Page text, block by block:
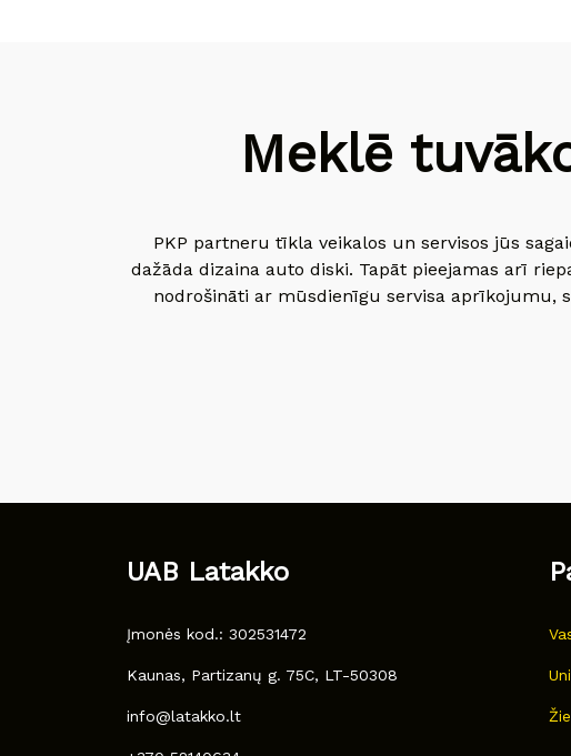
Meklē
PKP partneru tīkla veikalos un servisos jūs
dažāda dizaina auto diski. Tapāt pieejamas arī
nodrošināti ar mūsdienīgu servisa aprīkojumu,
UAB Latakko
Įmonės kod.: 302531472
Kaunas, Partizanų g. 75C, LT-50308
info@latakko.lt